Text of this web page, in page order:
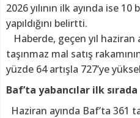
2026 yılının ilk ayında ise 10
yapıldığını belirtti.
Haberde, geçen yıl
taşınmaz mal satış
yüzde 64 artışla 727’ye
Baf’ta yabancılar ilk sırada
Haziran ayında Baf’ta 361